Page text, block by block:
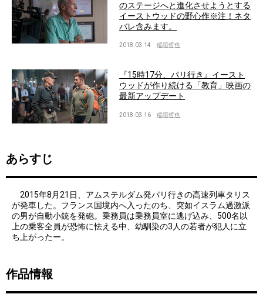
のステージへと進化させようとする
イーストウッドの野心作※注！ネタ
バレ含みます。
2018.03.14 稲垣哲也
『15時17分、パリ行き』イースト
ウッドが作り続ける「教育」映画の
最新アップデート
2018.03.16 稲垣哲也
あらすじ
2015年8月21日、アムステルダム発パリ行きの高速列車タリス
が発車した。フランス国境内へ入ったのち、突如イスラム過激派
の男が自動小銃を発砲。乗務員は乗務員室に逃げ込み、500名以
上の乗客全員が恐怖に怯える中、幼馴染の3人の若者が犯人に立
ち上がったー。
作品情報